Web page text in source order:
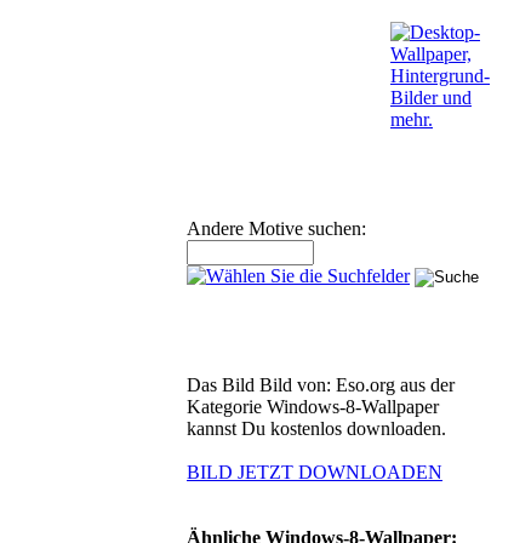
Andere Motive suchen:
Das Bild Bild von: Eso.org aus der
Kategorie Windows-8-Wallpaper
kannst Du kostenlos downloaden.
BILD JETZT DOWNLOADEN
Ähnliche Windows-8-Wallpaper: